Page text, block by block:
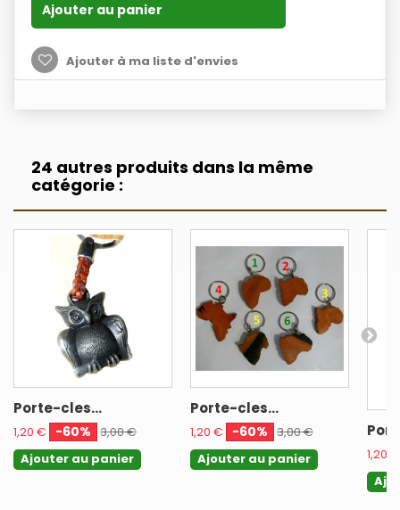
Ajouter au panier
Ajouter à ma liste d'envies
24 autres produits dans la même
catégorie :
Porte-cles...
1,20 € -60% 3,00 €
Ajouter au panier
Porte-cles...
1,20 € -60% 3,00 €
Ajouter au panier
1,20 €